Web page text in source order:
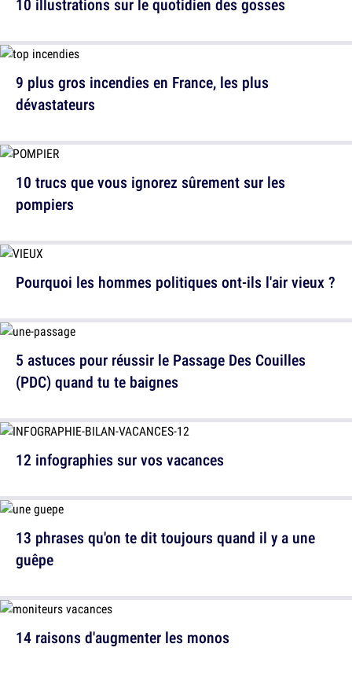
10 illustrations sur le quotidien des gosses
10 trucs que vous ignorez sûrement sur les
pompiers
5 astuces pour réussir le Passage Des Couilles
(PDC) quand tu te baignes
13 phrases qu'on te dit toujours quand il y a une
guêpe
9 plus gros incendies en France, les plus
dévastateurs
Pourquoi les hommes politiques ont-ils l'air vieux ?
12 infographies sur vos vacances
14 raisons d'augmenter les monos